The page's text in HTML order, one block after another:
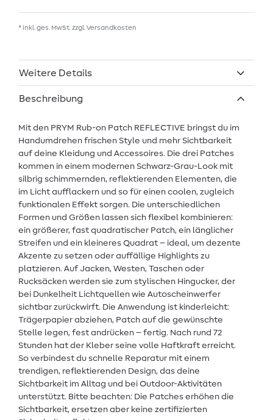
* inkl. ges. MwSt. zzgl.Versandkosten
Weitere Details
Beschreibung
Mit den PRYM Rub-on Patch REFLECTIVE bringst du im
Handumdrehen frischen Style und mehr Sichtbarkeit
auf deine Kleidung und Accessoires. Die drei Patches
kommen in einem modernen Schwarz-Grau-Look mit
silbrig schimmernden, reflektierenden Elementen, die
im Licht aufflackern und so für einen coolen, zugleich
funktionalen Effekt sorgen. Die unterschiedlichen
Formen und Größen lassen sich flexibel kombinieren:
ein größerer, fast quadratischer Patch, ein länglicher
Streifen und ein kleineres Quadrat – ideal, um dezente
Akzente zu setzen oder auffällige Highlights zu
platzieren. Auf Jacken, Westen, Taschen oder
Rucksäcken werden sie zum stylischen Hingucker, der
bei Dunkelheit Lichtquellen wie Autoscheinwerfer
sichtbar zurückwirft. Die Anwendung ist kinderleicht:
Trägerpapier abziehen, Patch auf die gewünschte
Stelle legen, fest andrücken – fertig. Nach rund 72
Stunden hat der Kleber seine volle Haftkraft erreicht.
So verbindest du schnelle Reparatur mit einem
trendigen, reflektierenden Design, das deine
Sichtbarkeit im Alltag und bei Outdoor-Aktivitäten
unterstützt. Bitte beachten: Die Patches erhöhen die
Sichtbarkeit, ersetzen aber keine zertifizierten